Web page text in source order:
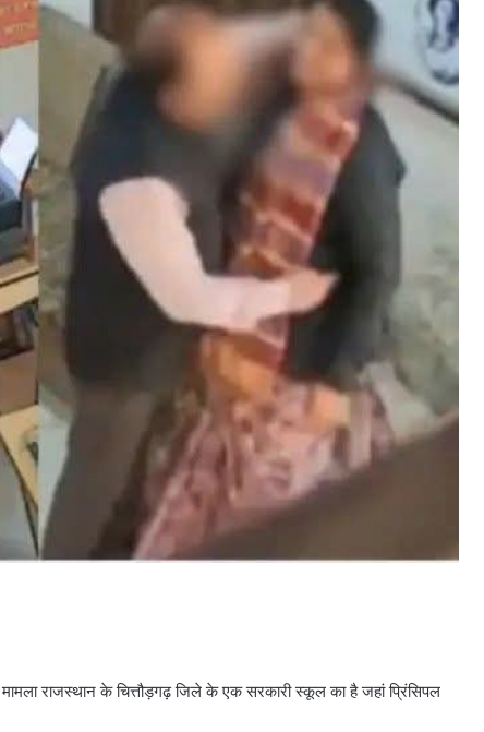
राजस्थान के चित्तौड़गढ़ जिले के एक सरकारी स्कूल का है जहां प्रिंसिपल